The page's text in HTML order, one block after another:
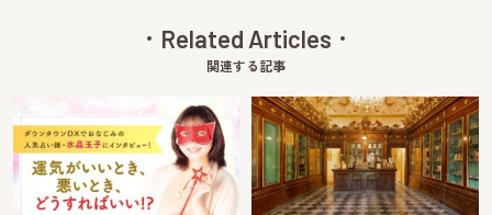
Related Articles
関連する記事